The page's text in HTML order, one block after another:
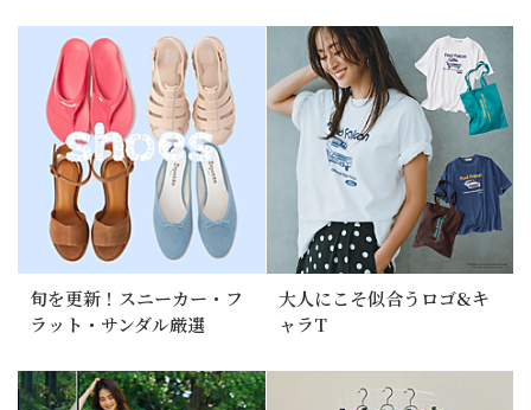
旬を更新！スニーカー・フ
ラット・サンダル厳選
大人にこそ似合うロゴ&キ
ャラT